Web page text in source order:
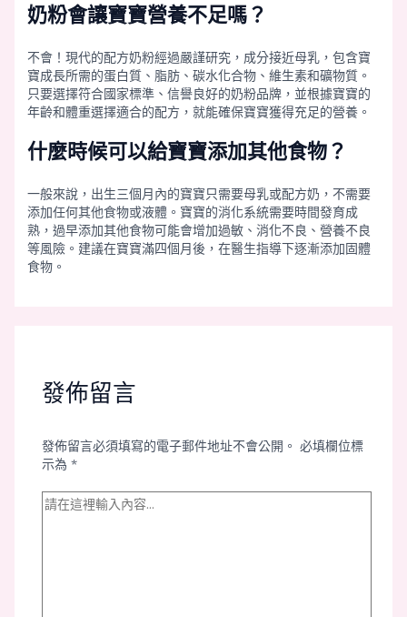
奶粉會讓寶寶營養不足嗎？
不會！現代的配方奶粉經過嚴謹研究，成分接近母乳，包含寶
寶成長所需的蛋白質、脂肪、碳水化合物、維生素和礦物質。
只要選擇符合國家標準、信譽良好的奶粉品牌，並根據寶寶的
年齡和體重選擇適合的配方，就能確保寶寶獲得充足的營養。
什麼時候可以給寶寶添加其他食物？
一般來說，出生三個月內的寶寶只需要母乳或配方奶，不需要
添加任何其他食物或液體。寶寶的消化系統需要時間發育成
熟，過早添加其他食物可能會增加過敏、消化不良、營養不良
等風險。建議在寶寶滿四個月後，在醫生指導下逐漸添加固體
食物。
發佈留言
發佈留言必須填寫的電子郵件地址不會公開。 必填欄位標
示為 *
請